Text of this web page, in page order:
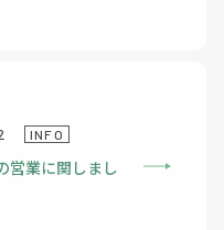
INFO
営業に関しまし